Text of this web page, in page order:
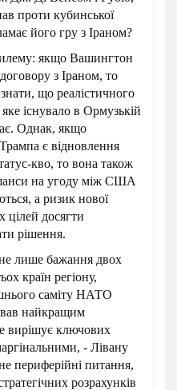
проти кубинської
його гру з Іраном?
якщо Вашингтон
з Іраном, то
що реалістичного
існувало в Ормузькій
Однак, якщо
Трампа є відновлення
кво, то вона також
на угоду між США
а ризик нової
цілей досягти
рішення.
лише бажання двох
країн регіону,
саміту НАТО
найкращим
вирішує ключових
- Лівану
периферійні питання,
розрахунків